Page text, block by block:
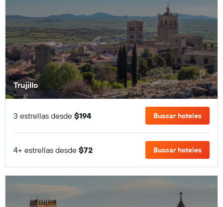
Trujillo
3 estrellas desde $194 Buscar hoteles
4+ estrellas desde $72 Buscar hoteles